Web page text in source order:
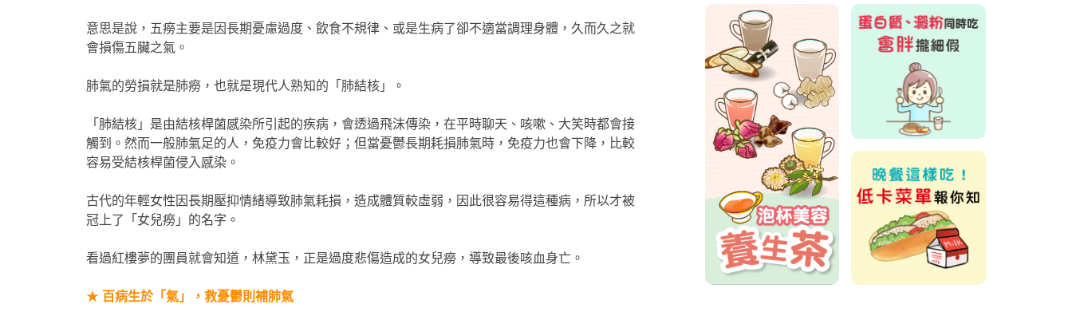
意思是說，五癆主要是因長期憂慮過度、飲食不規律、或是生病了卻不適當調理身體，久而久之就
會損傷五臟之氣。
肺氣的勞損就是肺癆，也就是現代人熟知的「肺結核」。
「肺結核」是由結核桿菌感染所引起的疾病，會透過飛沫傳染，在平時聊天、咳嗽、大笑時都會接
觸到。然而一般肺氣足的人，免疫力會比較好；但當憂鬱長期耗損肺氣時，免疫力也會下降，比較
容易受結核桿菌侵入感染。
古代的年輕女性因長期壓抑情緒導致肺氣耗損，造成體質較虛弱，因此很容易得這種病，所以才被
冠上了「女兒癆」的名字。
看過紅樓夢的團員就會知道，林黛玉，正是過度悲傷造成的女兒癆，導致最後咳血身亡。
★ 百病生於「氣」，救憂鬱則補肺氣